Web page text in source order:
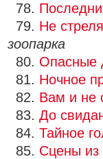
78.
79. Не
зоопарка
80. Опасные
81. Ночное
82. Вам и не
83. До
84. Тайное
85. Сцены из